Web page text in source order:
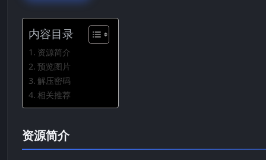
内容目录
资源简介
预览图片
解压密码
相关推荐
资源简介